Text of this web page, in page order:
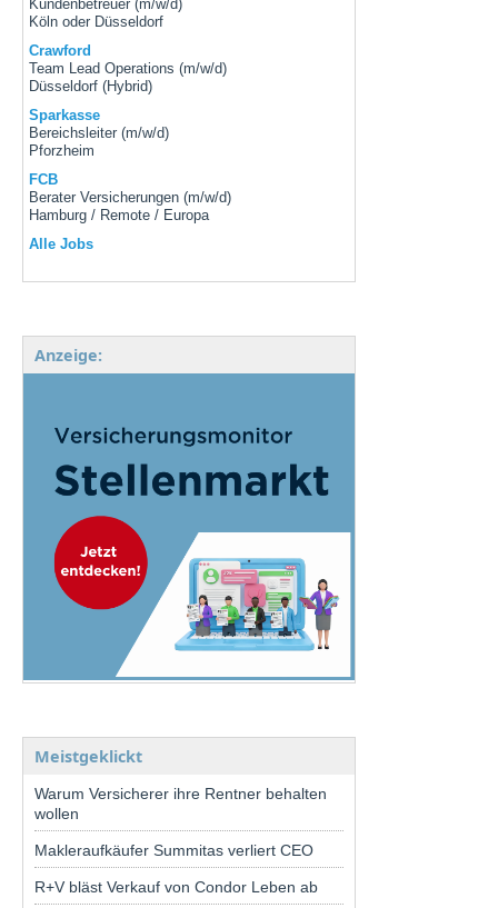
Kundenbetreuer (m/w/d)
Köln oder Düsseldorf
Crawford
Team Lead Operations (m/w/d)
Düsseldorf (Hybrid)
Sparkasse
Bereichsleiter (m/w/d)
Pforzheim
FCB
Berater Versicherungen (m/w/d)
Hamburg / Remote / Europa
Alle Jobs
Anzeige:
Meistgeklickt
Warum Versicherer ihre Rentner behalten
wollen
Makleraufkäufer Summitas verliert CEO
R+V bläst Verkauf von Condor Leben ab